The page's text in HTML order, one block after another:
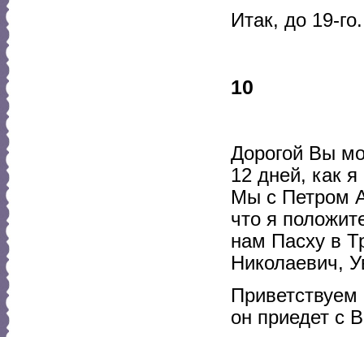
Итак, до 19-
10
Дорогой Вы
12 дней, как
Мы с Петром
что я
нам Пасху в
Николаевич,
он приедет с